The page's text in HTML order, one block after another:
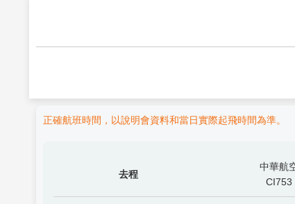
正確航班時間，以說明會資料和當日實際起飛時間為準。
去程
中華航
CI753